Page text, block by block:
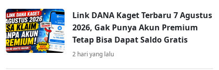
Link DANA Kaget Terbaru 7 Agustus
2026, Gak Punya Akun Premium
Tetap Bisa Dapat Saldo Gratis
2 hari yang lalu